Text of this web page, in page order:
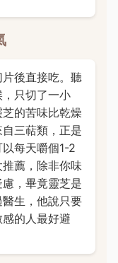
後直接吃。聽
只切了一小
的苦味比乾燥
三萜類，正是
每天嚼個1-2
薦，除非你味
，畢竟靈芝是
生，他說只要
的人最好避